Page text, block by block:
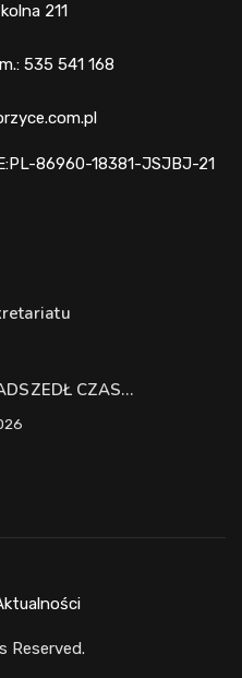
211
535 541 168
86960-18381-JSJBJ-21
CZAS…
Reserved.